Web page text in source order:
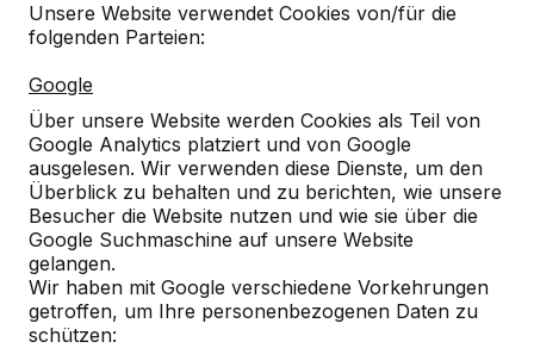
Unsere Website verwendet Cookies von/für die
folgenden Parteien:
Google
Über unsere Website werden Cookies als Teil von
Google Analytics platziert und von Google
ausgelesen. Wir verwenden diese Dienste, um den
Überblick zu behalten und zu berichten, wie unsere
Besucher die Website nutzen und wie sie über die
Google Suchmaschine auf unsere Website
gelangen.
Wir haben mit Google verschiedene Vorkehrungen
getroffen, um Ihre personenbezogenen Daten zu
schützen:
Referenzen
Unsere Produkte finden Sie in ganz Europa
und darüber hinaus. Sehen Sie hier, wo Sie
ein HeBlad-Produkt in Ihrer Nähe finden.
Produkt
Alles anzeigen
Kategorie